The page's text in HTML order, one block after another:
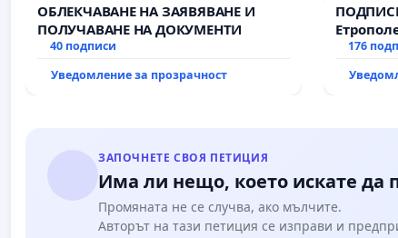
ОБЛЕКЧАВАНЕ НА ЗАЯВЯВАНЕ И
ПОЛУЧАВАНЕ НА ДОКУМЕНТИ
40 подписи
Уведомление за прозрачност
всички
176
ЗАПОЧНЕТЕ СВОЯ ПЕТИЦИЯ
Има ли нещо, което искате да
Промяната не се случва, ако мълчите.
Авторът на тази петиция се изправи и